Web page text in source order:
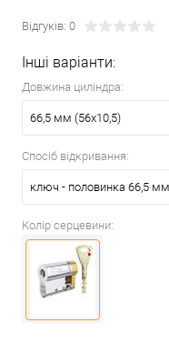
Відгуків: 0
Інші варіанти:
Довжина циліндра:
66,5 мм (56x10,5)
Спосіб відкривання:
ключ - половинка 66,5
Колір серцевини: